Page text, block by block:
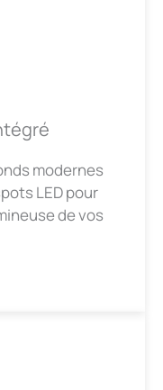
modernes
LED pour
de vos